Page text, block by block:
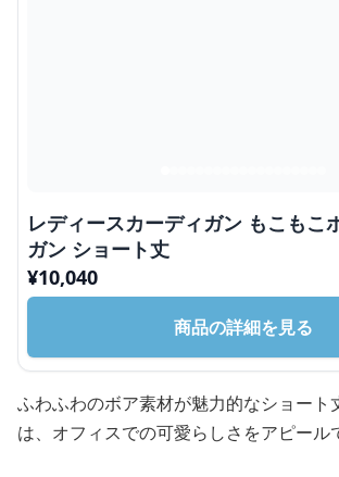
レディースカーディガン もこもこ
ガン ショート丈
¥10,040
商品の詳細を見る
ふわふわのボア素材が魅力的なショート
は、オフィスでの可愛らしさをアピール